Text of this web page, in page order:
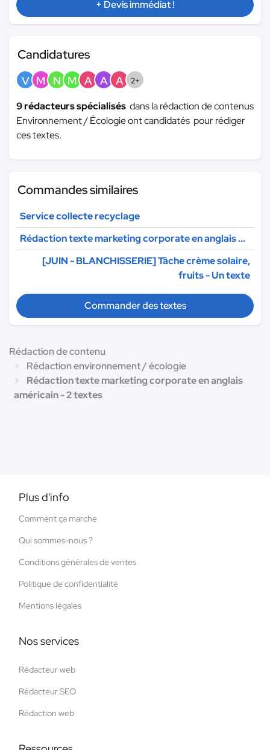
+ Devis immédiat !
Candidatures
V M N M A A A 2+
9 rédacteurs spécialisés dans la rédaction de contenus
Environnement / Écologie ont candidatés pour rédiger
ces textes.
Commandes similaires
Service collecte recyclage
Rédaction texte marketing corporate en anglais ...
[JUIN - BLANCHISSERIE] Tâche crème solaire,
fruits - Un texte
Commander des textes
Rédaction de contenu
Rédaction environnement / écologie
Rédaction texte marketing corporate en anglais
américain - 2 textes
Plus d'info
Comment ça marche
Qui sommes-nous ?
Conditions générales de ventes
Politique de confidentialité
Mentions légales
Nos services
Rédacteur web
Rédacteur SEO
Rédaction web